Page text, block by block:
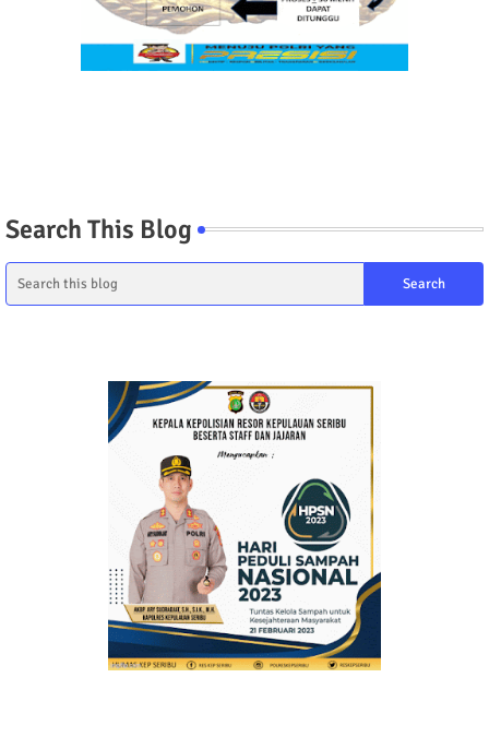
Search This Blog